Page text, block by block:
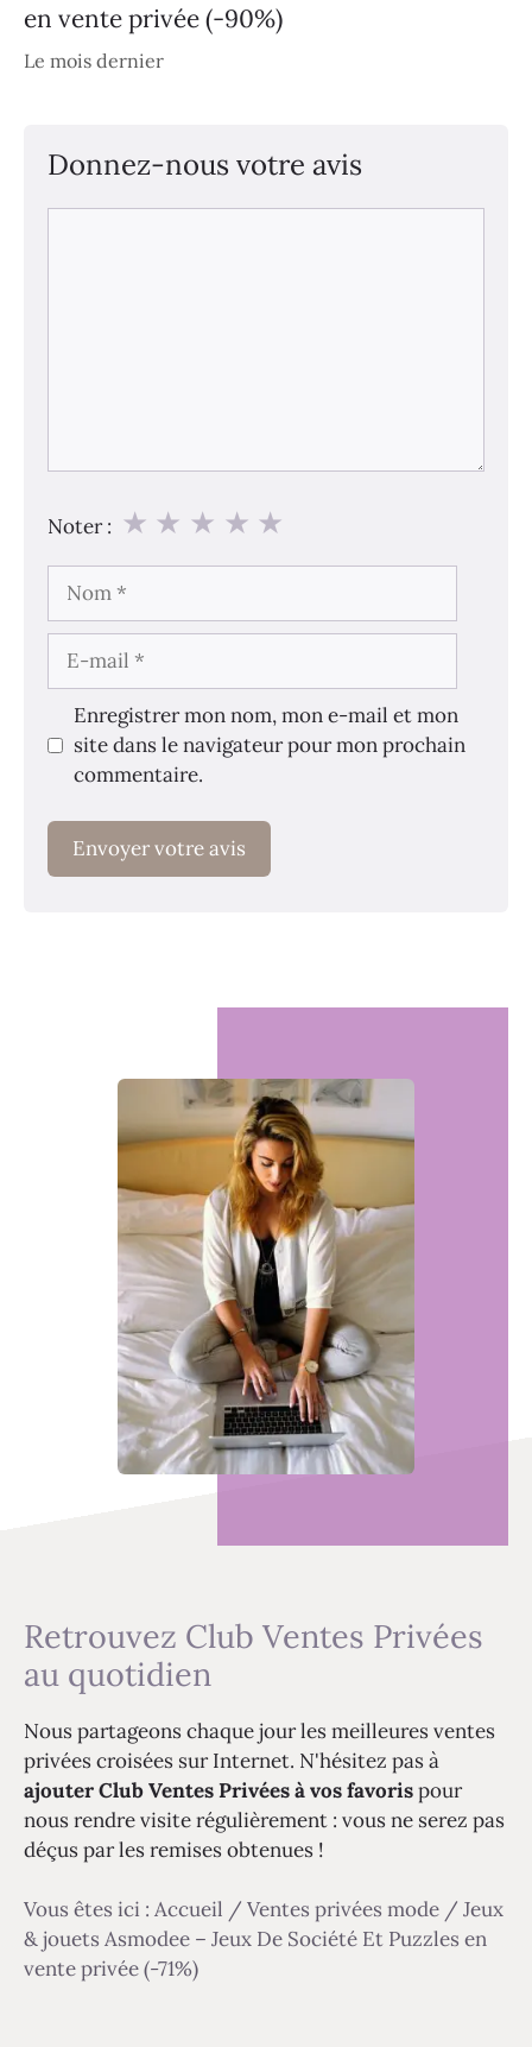
en vente privée (-90%)
Le mois dernier
Donnez-nous votre avis
Noter : ★
★
★
★
★
Nom
E-
mail
Enregistrer mon nom, mon e-mail et mon
site dans le navigateur pour mon prochain
commentaire.
Retrouvez Club Ventes Privées
au quotidien
Nous partageons chaque jour les meilleures ventes
privées croisées sur Internet. N'hésitez pas à
ajouter Club Ventes Privées à vos favorispour
nous rendre visite régulièrement : vous ne serez pas
déçus par les remises obtenues !
Vous êtes ici : Accueil / Ventes privées mode / Jeux
& jouets Asmodee – Jeux De Société Et Puzzles en
vente privée (-71%)